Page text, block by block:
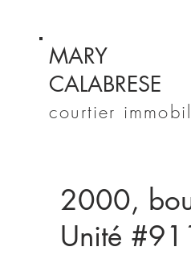
MARY
CALABRESE
courtier
2000,
Unité